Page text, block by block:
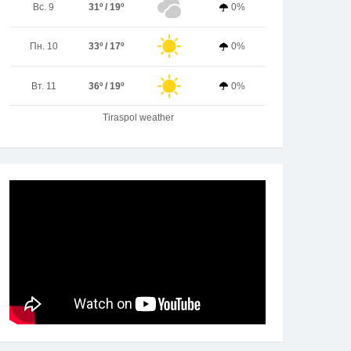
Вс. 9 31º / 19º 0%
Пн. 10 33º / 17º 0%
Вт. 11 36º / 19º 0%
Tiraspol weather